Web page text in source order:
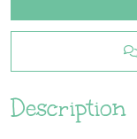
Description